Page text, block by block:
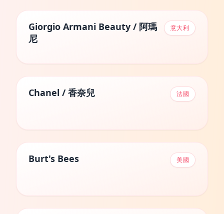
Giorgio Armani Beauty / 阿瑪
尼
意大利
Chanel / 香奈兒 法國
Burt's Bees 美國